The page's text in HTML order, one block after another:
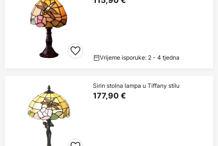
Vrijeme isporuke: 2 - 4 tjedna
Sirin stolna lampa u Tiffany stilu
177,90 €